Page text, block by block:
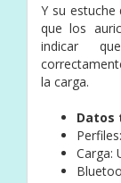
Y su estuche
que los
indicar
la carga.
Datos
Carga: